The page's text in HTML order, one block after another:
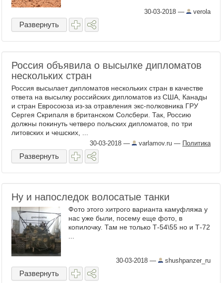
30-03-2018 — verola
Развернуть
Россия объявила о высылке дипломатов
нескольких стран
Россия высылает дипломатов нескольких стран в качестве
ответа на высылку российских дипломатов из США, Канады
и стран Евросоюза из-за отравления экс-полковника ГРУ
Сергея Скрипаля в британском Солсбери. Так, Россию
должны покинуть четверо польских дипломатов, по три
литовских и чешских, ...
30-03-2018 — varlamov.ru — Политика
Развернуть
Ну и напоследок волосатые танки
Фото этого хитрого варианта камуфляжа у
нас уже были, посему еще фото, в
копилочку. Там не только Т-54\55 но и Т-72
30-03-2018 — shushpanzer_ru
Развернуть